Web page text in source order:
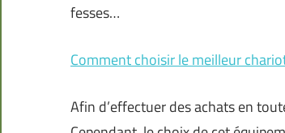
fesses…
Comment choisir le meilleur
Afin d’effectuer des achats en